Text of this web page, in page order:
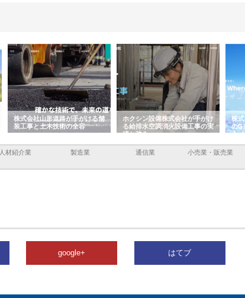
株式会社山形道路が手がける舗
装工事と土木技術の全容
ホクシン設備株式会社が手がけ
る給排水空調消火設備工事の実
績と強み
株
の
入
人材紹介業 製造業 通信業 小売業・販売業
google+ はてブ